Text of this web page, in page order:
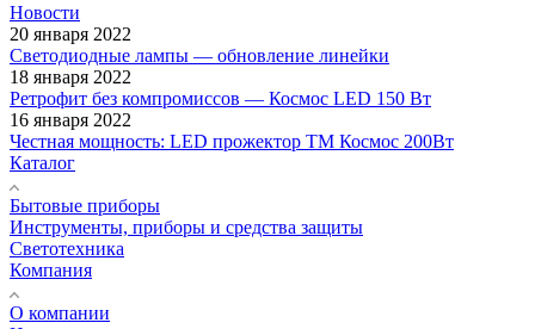
Новости
20 января 2022
Светодиодные лампы — обновление линейки
18 января 2022
Ретрофит без компромиссов — Космос LED 150 Вт
16 января 2022
Честная мощность: LED прожектор ТМ Космос 200Вт
Каталог
Бытовые приборы
Инструменты, приборы и средства защиты
Светотехника
Компания
О компании